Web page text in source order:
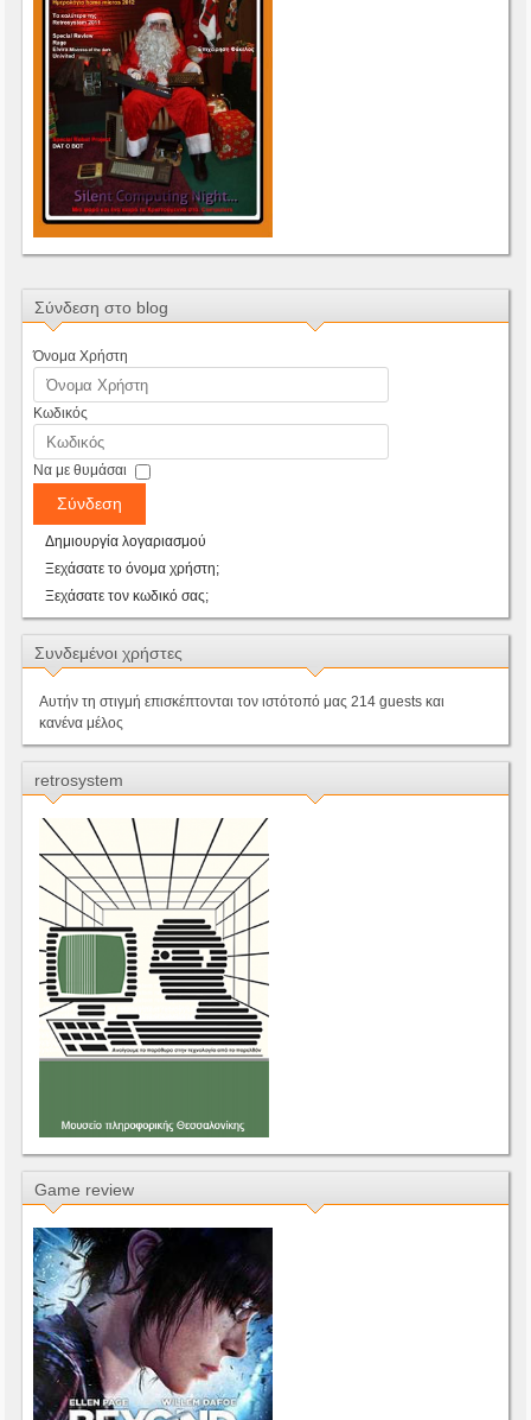
Σύνδεση στο blog
Όνομα Χρήστη
Κωδικός
Να με θυμάσαι
Σύνδεση
Δημιουργία λογαριασμού
Ξεχάσατε το όνομα χρήστη;
Ξεχάσατε τον κωδικό σας;
Συνδεμένοι χρήστες
Αυτήν τη στιγμή επισκέπτονται τον ιστότοπό μας 214 guests και
κανένα μέλος
retrosystem
Game review